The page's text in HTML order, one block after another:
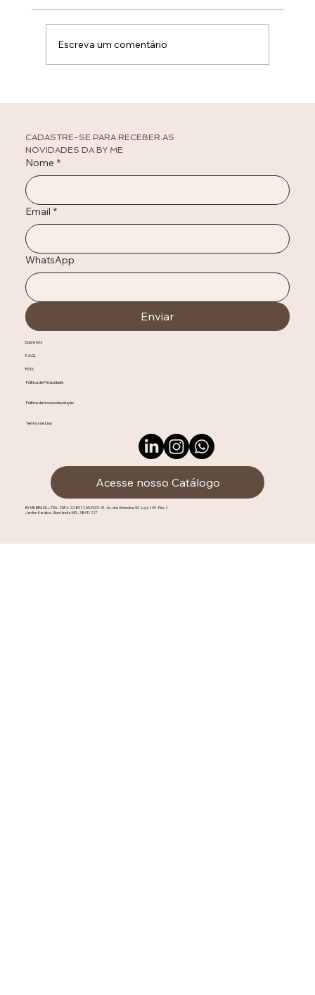
O que usar nas festas de fim de ano 2025
Escreva um comentário
CADASTRE-SE PARA RECEBER AS
NOVIDADES DA BY ME
Nome *
Email *
WhatsApp
Enviar
Sobre nós
F.A.Q.
ESG
Política de Privacidade
Política de troca e devolução
Termos de Uso
Acesse nosso Catálogo
BY ME BRAZIL LTDA • CNPJ: 20.897.265/0001-41 - Av. dos Vinhedos, 50 . Loja 205 . Piso 2 .
Jardim Karaíba . Uberlândia-MG . 38411-217